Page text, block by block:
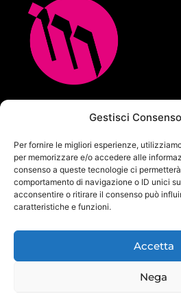
Gestisci
Per fornire le migliori esperienze,
per memorizzare e/o accedere alle
consenso a queste tecnologie ci
comportamento di navigazione o ID unici
acconsentire o ritirare il consenso può
caratteristiche e funzioni.
Accetta
Nega
Multicopia e
Centralino unificato Tel.
P.Iva
Capitale Sociale i.v.
Privacy Policy|Cookie Policy